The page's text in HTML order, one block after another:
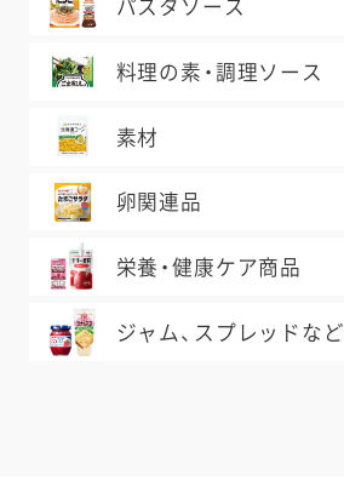
パスタソース
料理の素・調理ソース
素材
卵関連品
栄養・健康ケア商品
ジャム、スプレッドなど